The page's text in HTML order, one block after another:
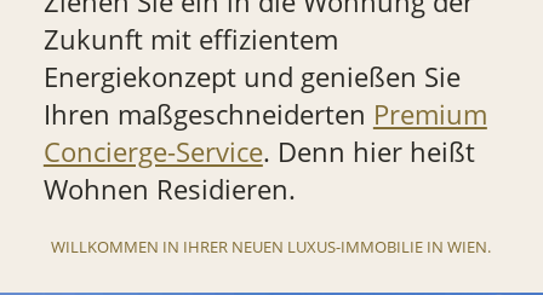
Zukunft mit effizientem
Energiekonzept und genießen Sie
Ihren maßgeschneiderten Premium
Concierge-Service. Denn hier heißt
Wohnen Residieren.
WILLKOMMEN IN IHRER NEUEN LUXUS-IMMOBILIE IN WIEN.